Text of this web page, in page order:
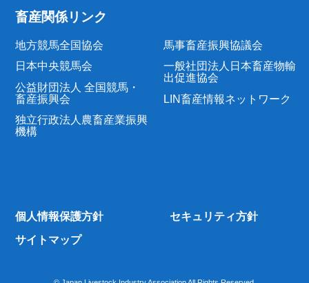
畜産関係リンク
地方競馬全国協会
日本中央競馬会
公益財団法人 全国競馬・
畜産振興会
独立行政法人農畜産業振興
機構
馬事畜産振興協議会
一般社団法人日本畜産物輸
出促進協会
LIN畜産情報ネットワーク
個人情報保護方針 セキュリティ方針
サイトマップ